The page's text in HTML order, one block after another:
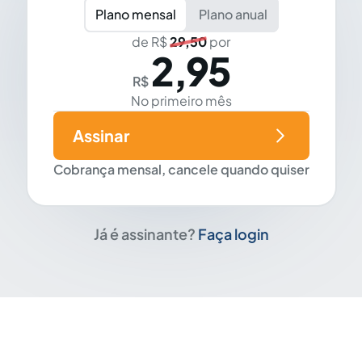
Plano mensal
Plano anual
de R$29,50por
R$ 2,95
No primeiro mês
Cobrança mensal, cancele quando quiser
Assinar
Já é assinante? Faça login